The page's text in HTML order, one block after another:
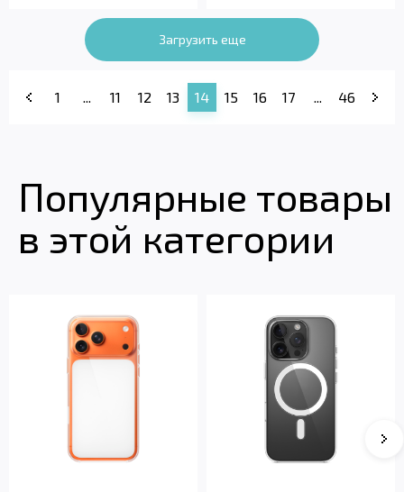
Загрузить еще
1 ... 11 12 13 14 15 16 17 ... 46
Популярные товары
в этой категории